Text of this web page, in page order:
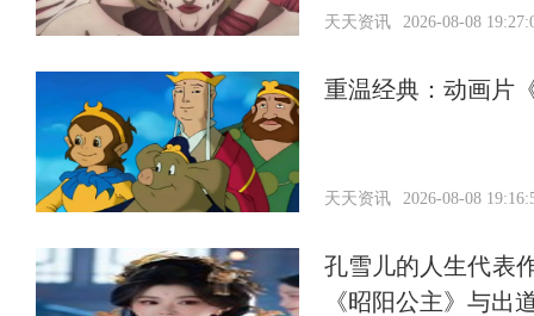
天天资讯 2026-08-08
重温经典：动画片
天天资讯 2026-08-08
孔雪儿的人生代表
《昭阳公主》与出